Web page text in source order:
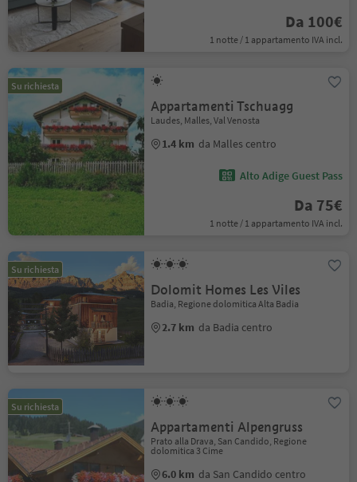
Da 100€
1 notte / 1 appartamento IVA incl.
Su richiesta
Appartamenti Tschuagg
Laudes, Malles, Val Venosta
1.4 km da Malles centro
Alto Adige Guest Pass
Da 75€
1 notte / 1 appartamento IVA incl.
Su richiesta
Dolomit Homes Les Viles
Badia, Regione dolomitica Alta Badia
2.7 km da Badia centro
Su richiesta
Appartamenti Alpengruss
Prato alla Drava, San Candido, Regione
dolomitica 3 Cime
6.0 km da San Candido centro